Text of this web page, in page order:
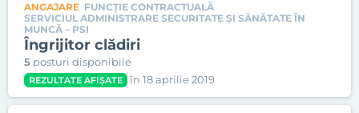
ANGAJARE FUNCȚIE CONTRACTUALĂ
SERVICIUL ADMINISTRARE SECURITATE ŞI SĂNĂTATE ÎN
MUNCĂ – PSI
Îngrijitor clădiri
5 posturi disponibile
REZULTATE AFIȘATE în 18 aprilie 2019